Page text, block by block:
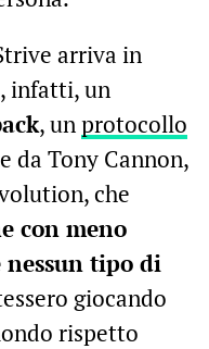
arriva in
infatti, un
, unprotocollo
da Tony Cannon,
che
con meno
tipo di
giocando
rispetto